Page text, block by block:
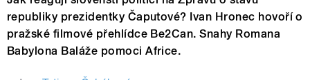
republiky prezidentky Čaputové? Ivan Hronec hovoří o
pražské filmové přehlídce Be2Can. Snahy Romana
Babylona Baláže pomoci Africe.